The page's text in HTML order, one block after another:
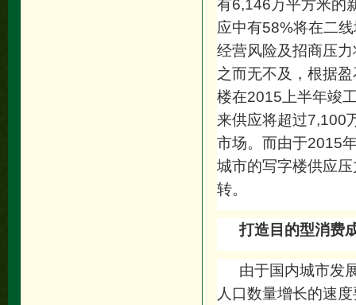
有6,146万平方米的
应中有58%将在二
经营风险及招商压
之而无不及，根据
楼在2015上半年竣
来供应将超过7,100
市场。而由于2015
城市的写字楼供应
转。
打造目的型消费
由于国内城市发
人口数量增长的速